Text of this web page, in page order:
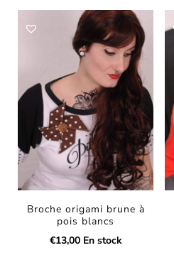
Broche origami brune à
pois blancs
€13,00 En stock